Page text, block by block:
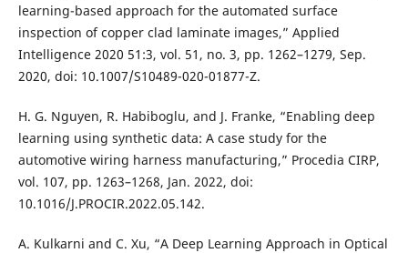
learning-based approach for the automated surface
inspection of copper clad laminate images,” Applied
Intelligence 2020 51:3, vol. 51, no. 3, pp. 1262–1279, Sep.
2020, doi: 10.1007/S10489-020-01877-Z.
H. G. Nguyen, R. Habiboglu, and J. Franke, “Enabling deep
learning using synthetic data: A case study for the
automotive wiring harness manufacturing,” Procedia CIRP,
vol. 107, pp. 1263–1268, Jan. 2022, doi:
10.1016/J.PROCIR.2022.05.142.
A. Kulkarni and C. Xu, “A Deep Learning Approach in Optical